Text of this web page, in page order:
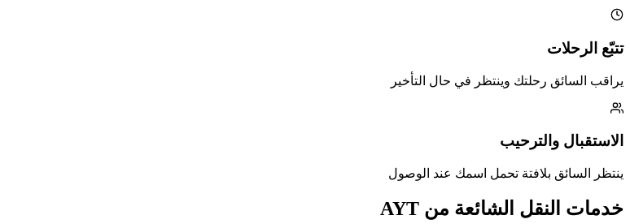
تتبّع الرحلات
يراقب السائق رحلتك وينتظر في حال التأخير
الاستقبال والترحيب
ينتظر السائق بلافتة تحمل اسمك عند الوصول
خدمات النقل الشائعة من AYT